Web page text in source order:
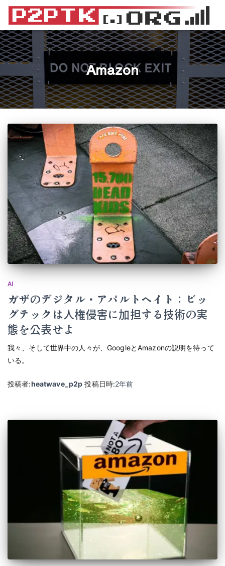
Amazon
AI
ガザのデジタル・アパルトヘイト：ビッ
グテックは人権侵害に加担する技術の実
態を公表せよ
我々、そして世界中の人々が、GoogleとAmazonの説明を待って
いる。
投稿者:heatwave_p2p 投稿日時:2年前